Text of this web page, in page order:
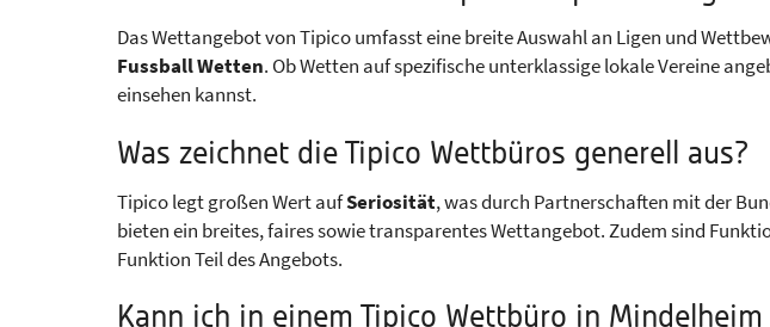
Das Wettangebot von Tipico umfasst eine breite Auswahl an Ligen und
Fussball Wetten. Ob Wetten auf spezifische unterklassige lokale Vereine
einsehen kannst.
Was zeichnet die Tipico Wettbüros generell aus?
Tipico legt großen Wert aufSeriosität, was durch Partnerschaften mit der
bieten ein breites, faires sowie transparentes Wettangebot. Zudem sind
Funktion Teil des Angebots.
Kann ich in einem Tipico Wettbüro in